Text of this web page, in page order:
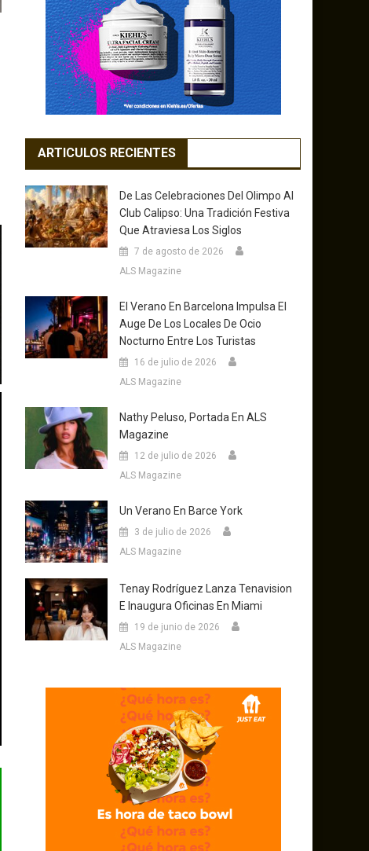
ARTICULOS RECIENTES
De Las Celebraciones Del Olimpo Al
Club Calipso: Una Tradición Festiva
Que Atraviesa Los Siglos
7 de agosto de 2026
ALS Magazine
El Verano En Barcelona Impulsa El
Auge De Los Locales De Ocio
Nocturno Entre Los Turistas
16 de julio de 2026
ALS Magazine
Nathy Peluso, Portada En ALS
Magazine
12 de julio de 2026
ALS Magazine
Un Verano En Barce York
3 de julio de 2026
ALS Magazine
Tenay Rodríguez Lanza Tenavision
E Inaugura Oficinas En Miami
19 de junio de 2026
ALS Magazine